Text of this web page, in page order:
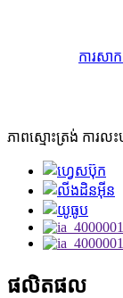
ការសា
ភាពស្មោះត្រង់ ការល
ផលិតផល